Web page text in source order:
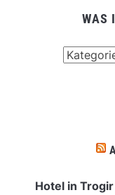
WAS
Hotel in